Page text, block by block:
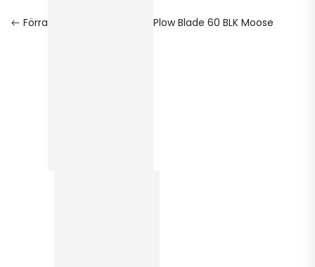
Förra Plow Blade 60 BLK Moose